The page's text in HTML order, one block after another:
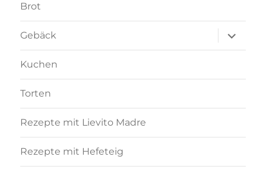
Brot
Gebäck
anzeigen
Kuchen
Torten
Rezepte mit Lievito Madre
Rezepte mit Hefeteig